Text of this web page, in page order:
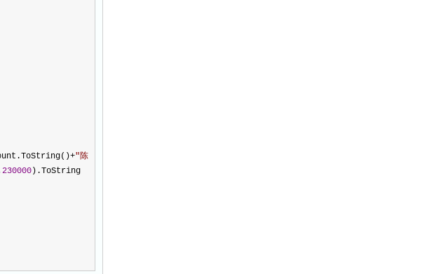
+" 陈
230000 ).ToString